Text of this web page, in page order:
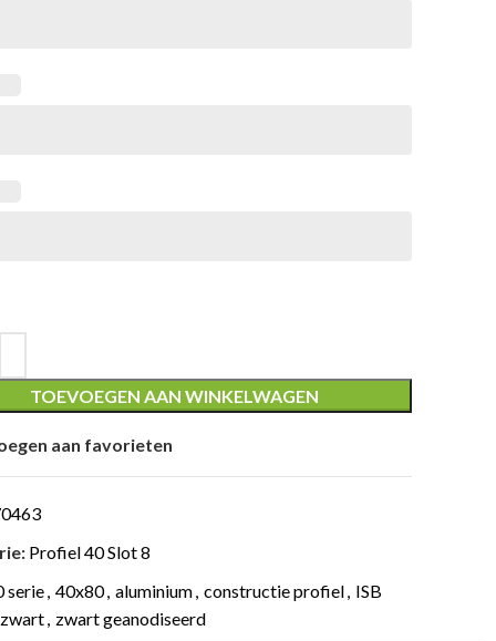
TOEVOEGEN AAN WINKELWAGEN
aan favorieten
Profiel 40 Slot 8
serie, 40x80, aluminium, constructie profiel, ISB
zwart, zwart geanodiseerd